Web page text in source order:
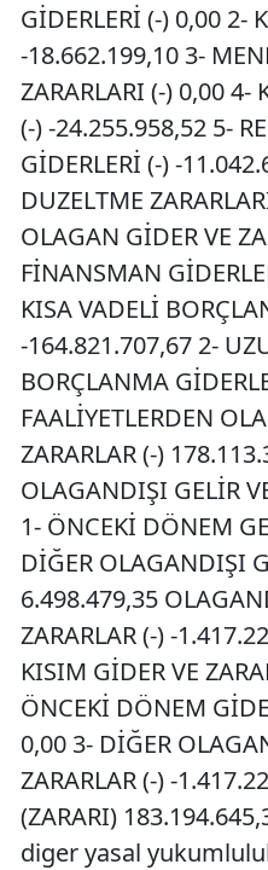
GİDERLERİ (-) 0,00 2-
-18.662.199,10 3-
ZARARLARI (-) 0,00 4-
(-) -24.255.958,52 5-
GİDERLERİ (-) -
DUZELTME
OLAGAN GİDER VE
FİNANSMAN
KISA VADELİ
-164.821.707,67 2-
BORÇLANMA
FAALİYETLERDEN
ZARARLAR (-)
OLAGANDIŞI GELİR
1- ÖNCEKİ DÖNEM
DİĞER OLAGANDIŞI
6.498.479,35
ZARARLAR (-) -
KISIM GİDER VE
ÖNCEKİ DÖNEM
0,00 3- DİĞER
ZARARLAR (-) -
(ZARARI)
diger yasal